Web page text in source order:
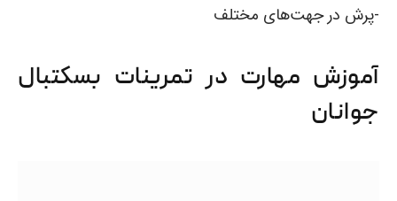
-پرش در جهت‌های مختلف
آموزش مهارت در تمرینات بسکتبال
جوانان